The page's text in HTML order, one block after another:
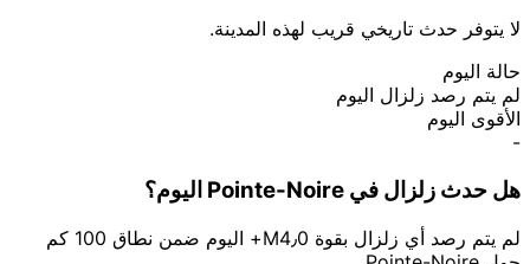
لا يتوفر حدث تاريخي قريب لهذه المدينة.
حالة اليوم
لم يتم رصد زلزال اليوم
الأقوى اليوم
-
هل حدث زلزال في Pointe-Noire اليوم؟
لم يتم رصد أي زلزال بقوة M4٫0+ اليوم ضمن نطاق 100 كم